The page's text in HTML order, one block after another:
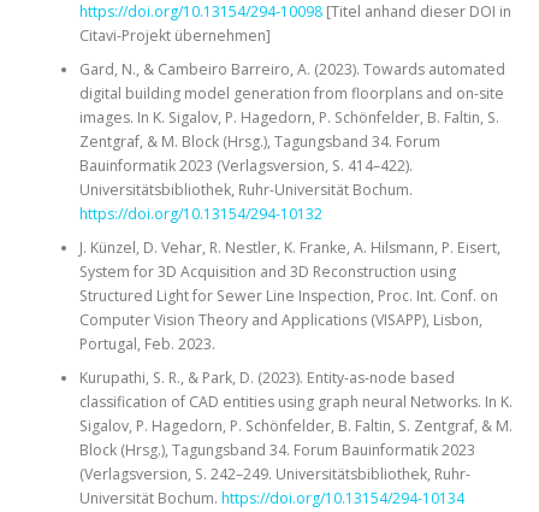
https://doi.org/10.13154/294-10098[Titel anhand dieser DOI in
Citavi-Projekt übernehmen]
Gard, N., & Cambeiro Barreiro, A. (2023). Towards automated
digital building model generation from floorplans and on-site
images. In K. Sigalov, P. Hagedorn, P. Schönfelder, B. Faltin, S.
Zentgraf, & M. Block (Hrsg.), Tagungsband 34. Forum
Bauinformatik 2023 (Verlagsversion, S. 414–422).
Universitätsbibliothek, Ruhr-Universität Bochum.
https://doi.org/10.13154/294-10132
J. Künzel, D. Vehar, R. Nestler, K. Franke, A. Hilsmann, P. Eisert,
System for 3D Acquisition and 3D Reconstruction using
Structured Light for Sewer Line Inspection, Proc. Int. Conf. on
Computer Vision Theory and Applications (VISAPP), Lisbon,
Portugal, Feb. 2023.
Kurupathi, S. R., & Park, D. (2023). Entity-as-node based
classification of CAD entities using graph neural Networks. In K.
Sigalov, P. Hagedorn, P. Schönfelder, B. Faltin, S. Zentgraf, & M.
Block (Hrsg.), Tagungsband 34. Forum Bauinformatik 2023
(Verlagsversion, S. 242–249. Universitätsbibliothek, Ruhr-
Universität Bochum. https://doi.org/10.13154/294-10134